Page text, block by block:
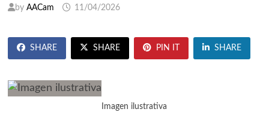
by AACam 11/04/2026
SHARE SHARE PIN IT SHARE
Imagen ilustrativa